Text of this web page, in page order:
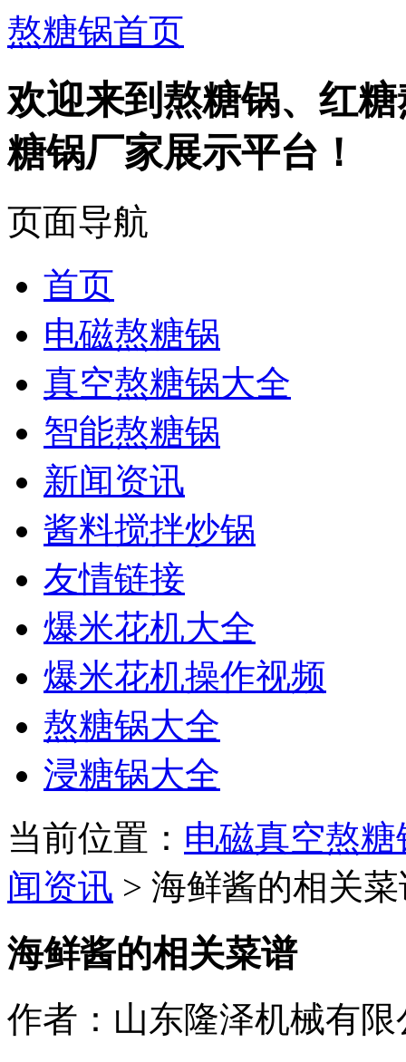
熬糖锅首页
欢迎来到熬糖锅、红
糖锅厂家展示平台！
页面导航
首页
电磁熬糖锅
真空熬糖锅大全
智能熬糖锅
新闻资讯
酱料搅拌炒锅
友情链接
爆米花机大全
爆米花机操作视频
熬糖锅大全
浸糖锅大全
当前位置： 电磁真空熬
闻资讯 > 海鲜酱的相关
海鲜酱的相关菜谱
作者：山东隆泽机械有限